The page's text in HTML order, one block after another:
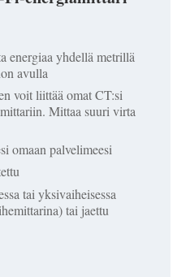
energiaa yhdellä metrillä
avulla
voit liittää omat CT:si
Mittaa suuri virta
omaan palvelimeesi
tai yksivaiheisessa
tai jaettu